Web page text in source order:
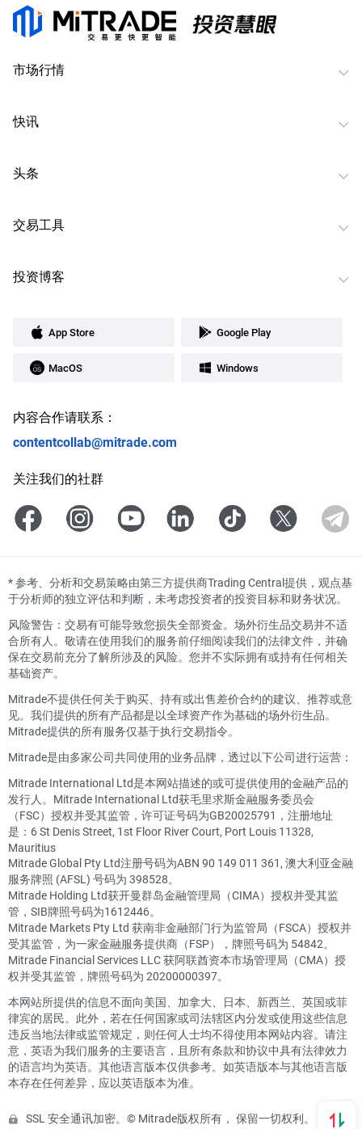
市场行情
快讯
头条
交易工具
投资博客
App Store Google Play
MacOS Windows
内容合作请联系：
contentcollab@mitrade.com
关注我们的社群
*参考、分析和交易策略由第三方提供商Trading Central提供，观点基
于分析师的独立评估和判断，未考虑投资者的投资目标和财务状况。
风险警告：交易有可能导致您损失全部资金。场外衍生品交易并不适
合所有人。敬请在使用我们的服务前仔细阅读我们的法律文件，并确
保在交易前充分了解所涉及的风险。您并不实际拥有或持有任何相关
基础资产。
Mitrade不提供任何关于购买、持有或出售差价合约的建议、推荐或意
见。我们提供的所有产品都是以全球资产作为基础的场外衍生品。
Mitrade提供的所有服务仅基于执行交易指令。
Mitrade是由多家公司共同使用的业务品牌，透过以下公司进行运营：
Mitrade International Ltd是本网站描述的或可提供使用的金融产品的
发行人。Mitrade International Ltd获毛里求斯金融服务委员会
（FSC）授权并受其监管，许可证号码为GB20025791，注册地址
是：6 St Denis Street, 1st Floor River Court, Port Louis 11328,
Mauritius
Mitrade Global Pty Ltd注册号码为ABN 90 149 011 361, 澳大利亚金融
服务牌照 (AFSL) 号码为 398528。
Mitrade Holding Ltd获开曼群岛金融管理局（CIMA）授权并受其监
管，SIB牌照号码为1612446。
Mitrade Markets Pty Ltd 获南非金融部门行为监管局（FSCA）授权并
受其监管，为一家金融服务提供商（FSP），牌照号码为 54842。
Mitrade Financial Services LLC 获阿联酋资本市场管理局（CMA）授
权并受其监管，牌照号码为 20200000397。
本网站所提供的信息不面向美国、加拿大、日本、新西兰、英国或菲
律宾的居民。此外，若在任何国家或司法辖区内分发或使用这些信息
违反当地法律或监管规定，则任何人士均不得使用本网站内容。请注
意，英语为我们服务的主要语言，且所有条款和协议中具有法律效力
的语言均为英语。其他语言版本仅供参考。如英语版本与其他语言版
本存在任何差异，应以英语版本为准。
SSL 安全通讯加密。© Mitrade版权所有， 保留一切权利。